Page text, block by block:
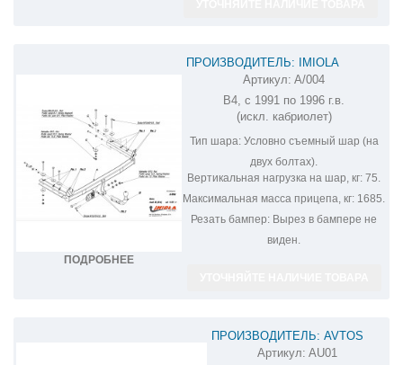
ПОДРОБНЕЕ
ПРОИЗВОДИТЕЛЬ: IMIOLA
ФАРКОП НА AUDI 80 A/004
Артикул: A/004
B4, с 1991 по 1996 г.в.
(искл. кабриолет)
Тип шара:Условно съемный шар (на
двух болтах).
Вертикальная нагрузка на шар, кг: 75.
Максимальная масса прицепа, кг: 1685.
Резать бампер: Вырез в бампере не
виден.
ПРОИЗВОДИТЕЛЬ: AVTOS
ФАРКОП НА AUDI 80 AU01
Артикул: AU01